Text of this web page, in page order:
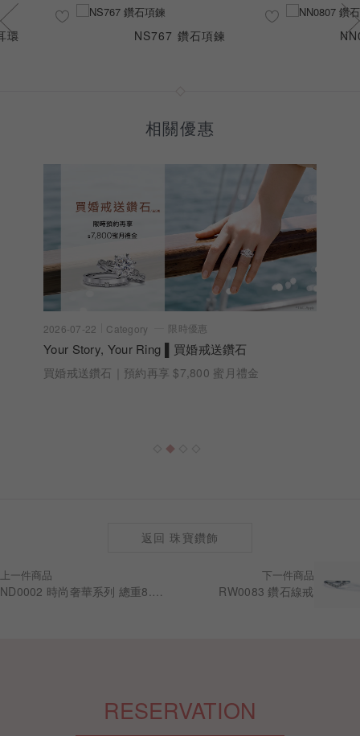
環 NS767 鑽石項鍊
相關優惠
2026-07-22 Category 限時優惠
Your Story, Your Ring ▌買婚戒送鑽石
買婚戒送鑽石｜預約再享 $7,800 蜜月禮金
上一件商品 下一件商品
RW0083 鑽石線戒
返回 珠寶鑽飾
RESERVATION